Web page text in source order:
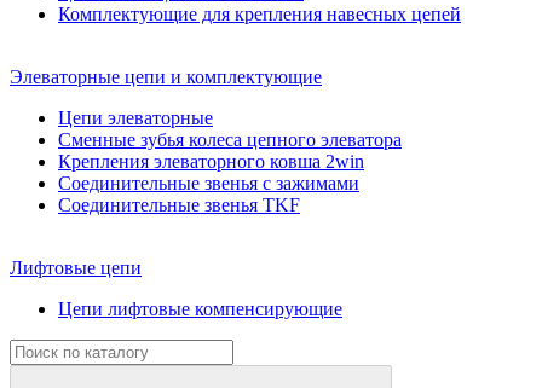
Комплектующие для крепления навесных цепей
Элеваторные цепи и комплектующие
Цепи элеваторные
Сменные зубья колеса цепного элеватора
Крепления элеваторного ковша 2win
Соединительные звенья с зажимами
Соединительные звенья TKF
Лифтовые цепи
Цепи лифтовые компенсирующие